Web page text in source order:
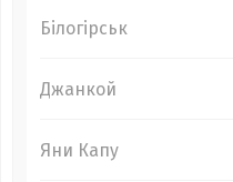
Білогірськ
Джанкой
Яни Капу